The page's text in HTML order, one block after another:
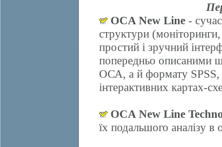
OCA New Line -
структури
простий і зручний
попередньо описаними
ОСА, а й формату SPSS,
інтерактивних картах-
OCA New Line
їх подальшого аналізу